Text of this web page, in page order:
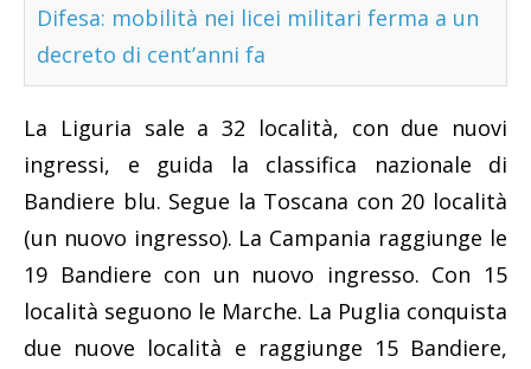
Difesa: mobilità nei licei militari ferma a un
decreto di cent’anni fa
La Liguria sale a 32 località, con due nuovi
ingressi, e guida la classifica nazionale di
Bandiere blu. Segue la Toscana con 20 località
(un nuovo ingresso). La Campania raggiunge le
19 Bandiere con un nuovo ingresso. Con 15
località seguono le Marche. La Puglia conquista
due nuove località e raggiunge 15 Bandiere,